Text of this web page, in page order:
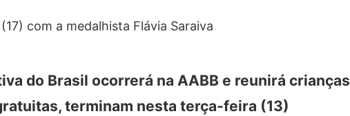
do Brasil ocorrerá na AABB e reunirá crianças
terminam nesta terça-feira (13)